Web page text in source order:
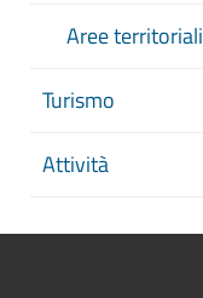
Aree territoriali
Turismo
Attività